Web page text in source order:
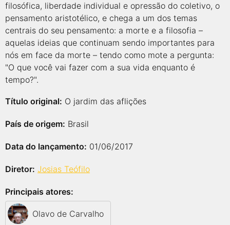
filosófica, liberdade individual e opressão do coletivo, o
pensamento aristotélico, e chega a um dos temas
centrais do seu pensamento: a morte e a filosofia –
aquelas ideias que continuam sendo importantes para
nós em face da morte – tendo como mote a pergunta:
"O que você vai fazer com a sua vida enquanto é
tempo?".
Título original: O jardim das aflições
País de origem: Brasil
Data do lançamento: 01/06/2017
Diretor: Josias Teófilo
Principais atores:
Olavo de Carvalho